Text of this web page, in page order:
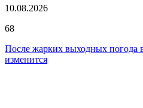
10.08.2026
68
После жарких выходных погода
изменится